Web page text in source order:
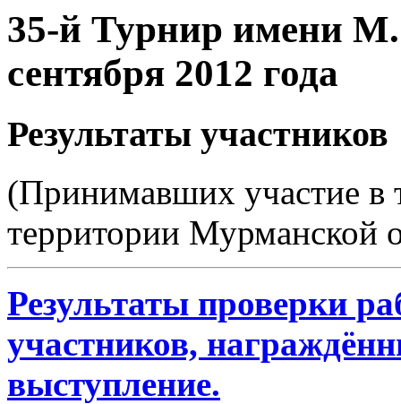
35-й Турнир имени
сентября 2012 года
Результаты участников
(Принимавших участие в
территории Мурманской
Результаты проверки
участников,
выступление.